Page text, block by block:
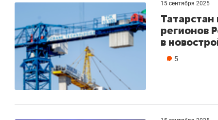
15 сентября 2025
регионов
в
5